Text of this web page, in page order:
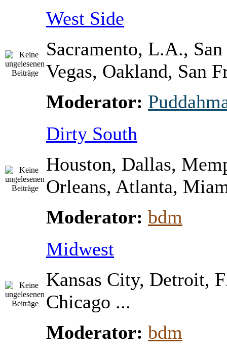
West Side
Sacramento, L.A.,
Vegas, Oakland, San
Moderator:
Dirty South
Houston, Dallas,
Orleans, Atlanta,
Moderator: bdm
Midwest
Kansas City, Detroit,
Chicago ...
Moderator: bdm